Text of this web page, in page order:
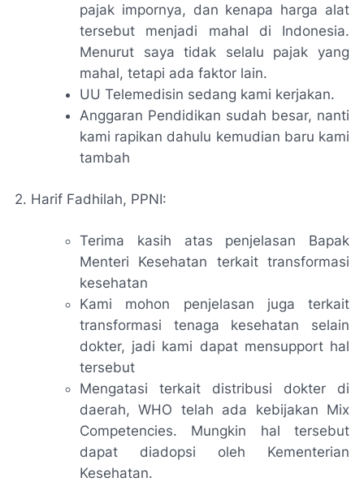
pajak impornya, dan kenapa harga alat
tersebut menjadi mahal di Indonesia.
Menurut saya tidak selalu pajak yang
mahal, tetapi ada faktor lain.
UU Telemedisin sedang kami kerjakan.
Anggaran Pendidikan sudah besar, nanti
kami rapikan dahulu kemudian baru kami
tambah
2. Harif Fadhilah, PPNI:
Terima kasih atas penjelasan Bapak
Menteri Kesehatan terkait transformasi
kesehatan
Kami mohon penjelasan juga terkait
transformasi tenaga kesehatan selain
dokter, jadi kami dapat mensupport hal
tersebut
Mengatasi terkait distribusi dokter di
daerah, WHO telah ada kebijakan Mix
Competencies. Mungkin hal tersebut
dapat diadopsi oleh Kementerian
Kesehatan.